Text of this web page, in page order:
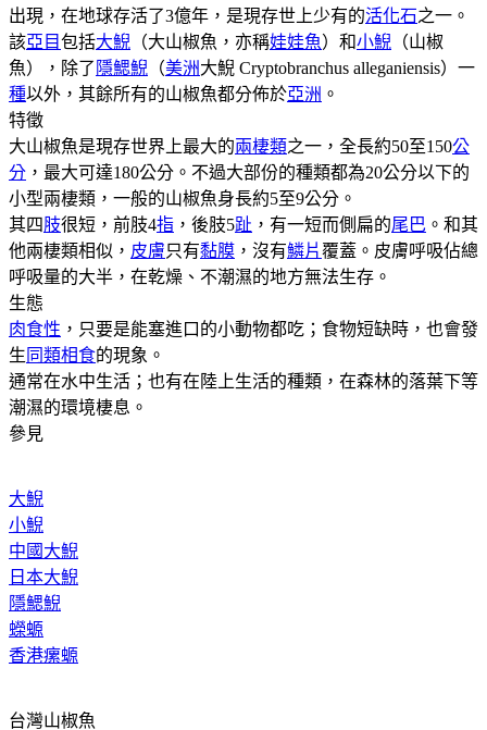
出現，在地球存活了3億年，是現存世上少有的活化石之一。
該亞目包括大鯢 （大山椒魚，亦稱娃娃魚）和小鯢 （山椒
魚），除了 隱鰓鯢 （美洲大鯢 Cryptobranchus alleganiensis）一
種以外，其餘所有的山椒魚都分佈於亞洲 。
特徵
大山椒魚是現存世界上最大的兩棲類之一，全長約50至150公
分 ，最大可達180公分。不過大部份的種類都為20公分以下的
小型兩棲類，一般的山椒魚身長約5至9公分。
其四肢很短，前肢4指 ，後肢5趾 ，有一短而側扁的尾巴 。和其
他兩棲類相似， 皮膚只有黏膜 ，沒有鱗片覆蓋。皮膚呼吸佔總
呼吸量的大半，在乾燥、不潮濕的地方無法生存。
生態
肉食性 ，只要是能塞進口的小動物都吃；食物短缺時，也會發
生 同類相食的現象。
通常在水中生活；也有在陸上生活的種類，在森林的落葉下等
潮濕的環境棲息。
參見
大鯢
小鯢
中國大鯢
日本大鯢
隱鰓鯢
蠑螈
香港瘰螈
台灣山椒魚